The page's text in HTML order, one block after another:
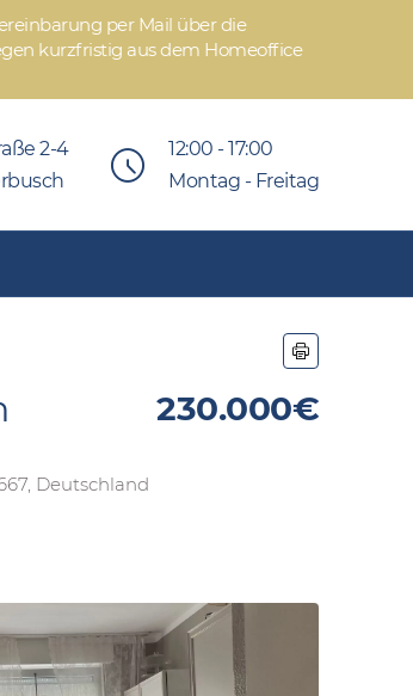
per Mail über die
kurzfristig aus dem Homeoffice
2-4
12:00 - 17:00
Montag - Freitag
Deutschland
230.000€